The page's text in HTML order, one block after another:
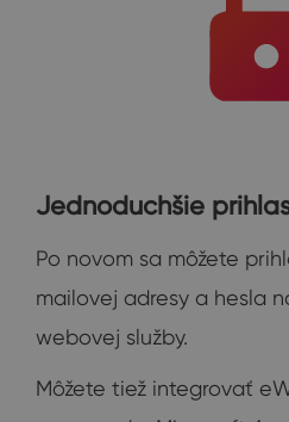
Jednoduchšie
Po novom sa môžete
mailovej adresy a hesla
webovej služby.
Môžete tiež integrovať